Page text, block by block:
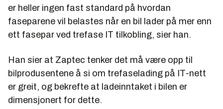
er heller ingen fast standard på hvordan
faseparene vil belastes når en bil lader på mer enn
ett fasepar ved trefase IT tilkobling, sier han.
Han sier at Zaptec tenker det må være opp til
bilprodusentene å si om trefaselading på IT-nett
er greit, og bekrefte at ladeinntaket i bilen er
dimensjonert for dette.